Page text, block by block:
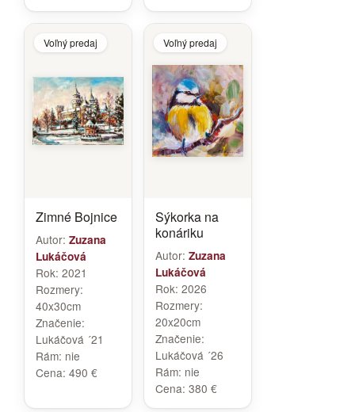
Voľný predaj
Zimné Bojnice
Autor: Zuzana
Lukáčová
Rok: 2021
Rozmery:
40x30cm
Značenie:
Lukáčová ´21
Rám: nie
Cena: 490 €
Voľný predaj
Sýkorka na
konáriku
Autor: Zuzana
Lukáčová
Rok: 2026
Rozmery:
20x20cm
Značenie:
Lukáčová ´26
Rám: nie
Cena: 380 €